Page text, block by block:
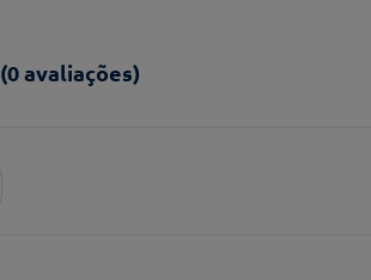
(0 avaliações)